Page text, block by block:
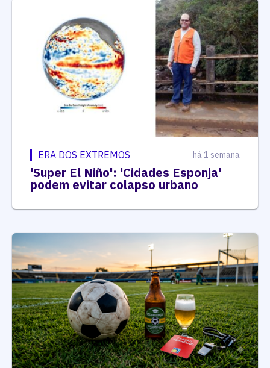
ERA DOS EXTREMOS há 1 semana
'Super El Niño': 'Cidades Esponja'
podem evitar colapso urbano